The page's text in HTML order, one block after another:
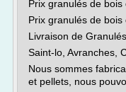
Prix granulés de bois
Prix granulés de bois
Livraison de
Saint-lo, Avranches,
Nous sommes
et pellets, nous